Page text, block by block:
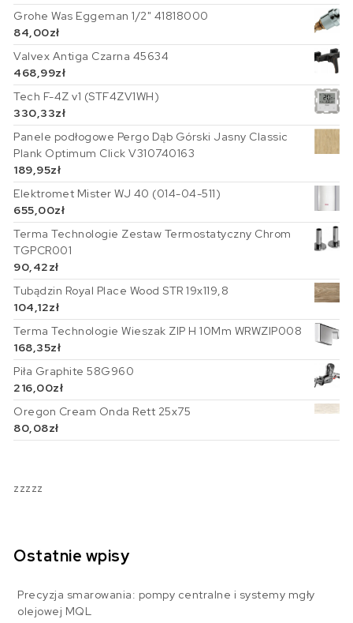
Grohe Was Eggeman 1/2" 41818000
84,00zł
Valvex Antiga Czarna 45634
468,99zł
Tech F-4Z v1 (STF4ZV1WH)
330,33zł
Panele podłogowe Pergo Dąb Górski Jasny Classic
Plank Optimum Click V310740163
189,95zł
Elektromet Mister WJ 40 (014-04-511)
655,00zł
Terma Technologie Zestaw Termostatyczny Chrom
TGPCR001
90,42zł
Tubądzin Royal Place Wood STR 19x119,8
104,12zł
Terma Technologie Wieszak ZIP H 10Mm WRWZIP008
168,35zł
Piła Graphite 58G960
216,00zł
Oregon Cream Onda Rett 25x75
80,08zł
zzzzz
Ostatnie wpisy
Precyzja smarowania: pompy centralne i systemy mgły
olejowej MQL